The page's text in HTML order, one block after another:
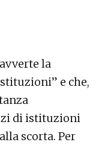
la
e che,
di istituzioni
scorta. Per